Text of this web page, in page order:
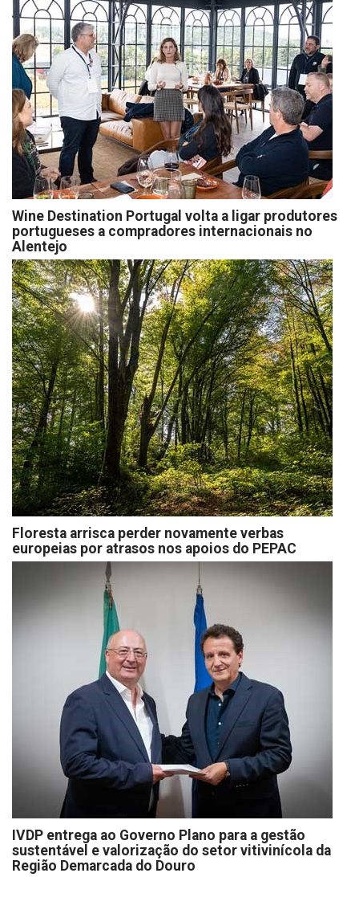
Wine Destination Portugal volta a ligar produtores
portugueses a compradores internacionais no
Alentejo
Floresta arrisca perder novamente verbas
europeias por atrasos nos apoios do PEPAC
IVDP entrega ao Governo Plano para a gestão
sustentável e valorização do setor vitivinícola da
Região Demarcada do Douro